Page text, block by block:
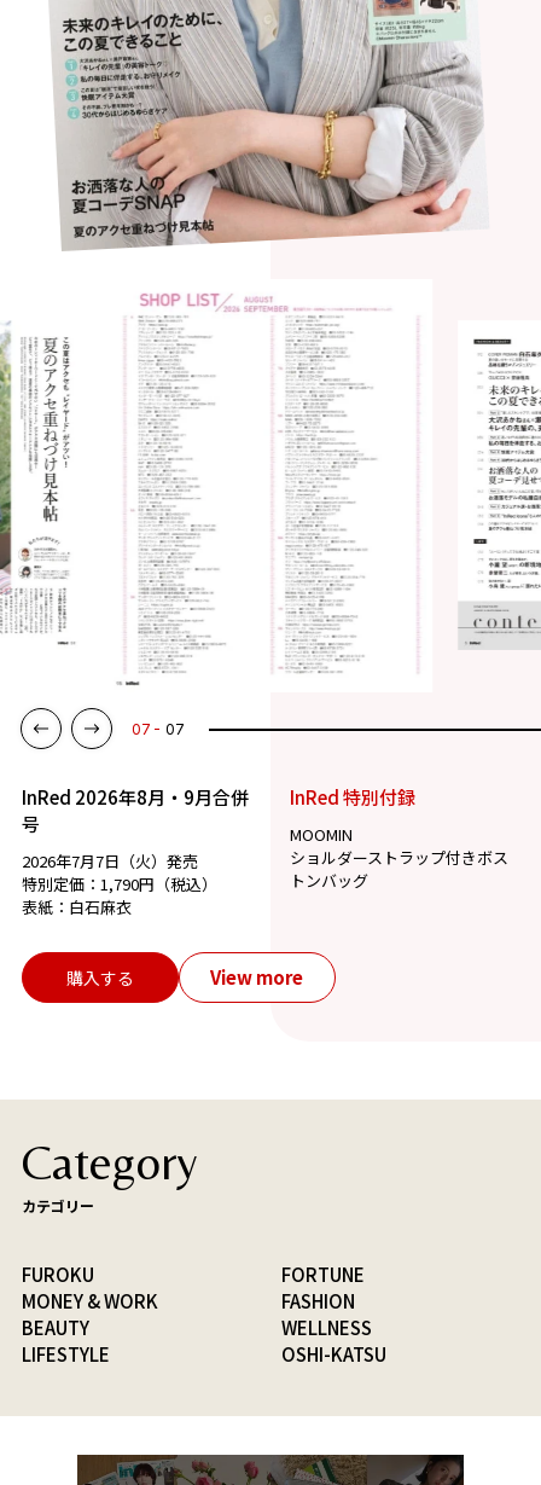
07 07
InRed 2026年8月・9月合併
号
2026年7月7日（火）発売
特別定価：1,790円（税込）
表紙：白石麻衣
InRed 特別付録
MOOMIN
ショルダーストラップ付きボス
トンバッグ
購入する View more
Category
カテゴリー
FUROKU
FORTUNE
MONEY & WORK
FASHION
BEAUTY
WELLNESS
LIFESTYLE
OSHI-KATSU